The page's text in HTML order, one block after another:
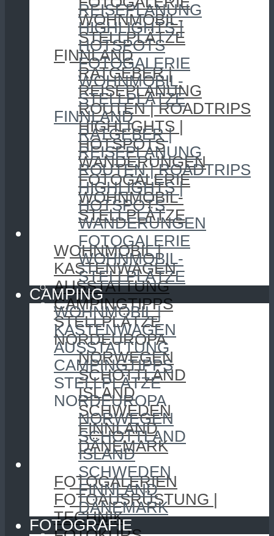
WOHNMOBIL-
STELLPLÄTZE
FINNLAND
RATGEBER |
REISEPLANUNG
ROUTEN | ROADTRIPS
HIGHLIGHTS |
HOTSPOTS
WANDERUNGEN
FOTOGALERIE
WOHNMOBIL-
STELLPLÄTZE
CAMPING
WOHNMOBIL |
KASTENWAGEN
AUSSTATTUNG
CAMPINGTIPPS
STELLPLÄTZE
NORDEUROPA
NORWEGEN
SCHOTTLAND
ISLAND
SCHWEDEN
FINNLAND
DÄNEMARK
FOTOGRAFIE
FOTOGALERIEN
FOTOAUSRÜSTUNG |
TECHNIK
REISEPLANUNG
HIGHLIGHTS |
HOTSPOTS
FOTOGALERIE
WOHNMOBIL-
STELLPLÄTZE
FINNLAND
RATGEBER |
REISEPLANUNG
ROUTEN | ROADTRIPS
HIGHLIGHTS |
HOTSPOTS
WANDERUNGEN
FOTOGALERIE
WOHNMOBIL-
STELLPLÄTZE
CAMPING
WOHNMOBIL |
KASTENWAGEN
AUSSTATTUNG
CAMPINGTIPPS
STELLPLÄTZE
NORDEUROPA
NORWEGEN
SCHOTTLAND
ISLAND
SCHWEDEN
FINNLAND
DÄNEMARK
FOTOGRAFIE